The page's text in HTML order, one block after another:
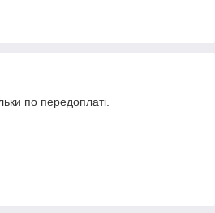
по передоплаті.